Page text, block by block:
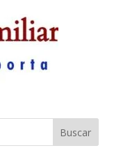
Buscar